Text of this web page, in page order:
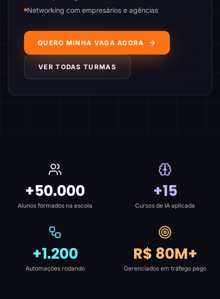
Networking com empresários e agências
QUERO MINHA VAGA AGORA
VER TODAS TURMAS
+50.000
Alunos formados na escola
+15
Cursos de IA aplicada
+1.200
Automações rodando
R$ 80M+
Gerenciados em tráfego pago